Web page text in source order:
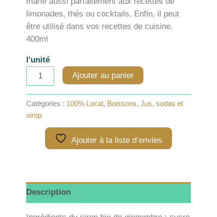
limonades, thés ou cocktails. Enfin, il peut
être utilisé dans vos recettes de cuisine.
400ml
l'unité
Bacanha
Gingembre
x
Ajouter au panier
Catégories : 100% Local, Boissons, Jus, sodas et
sirop
Ajouter à la liste d’envies
Description